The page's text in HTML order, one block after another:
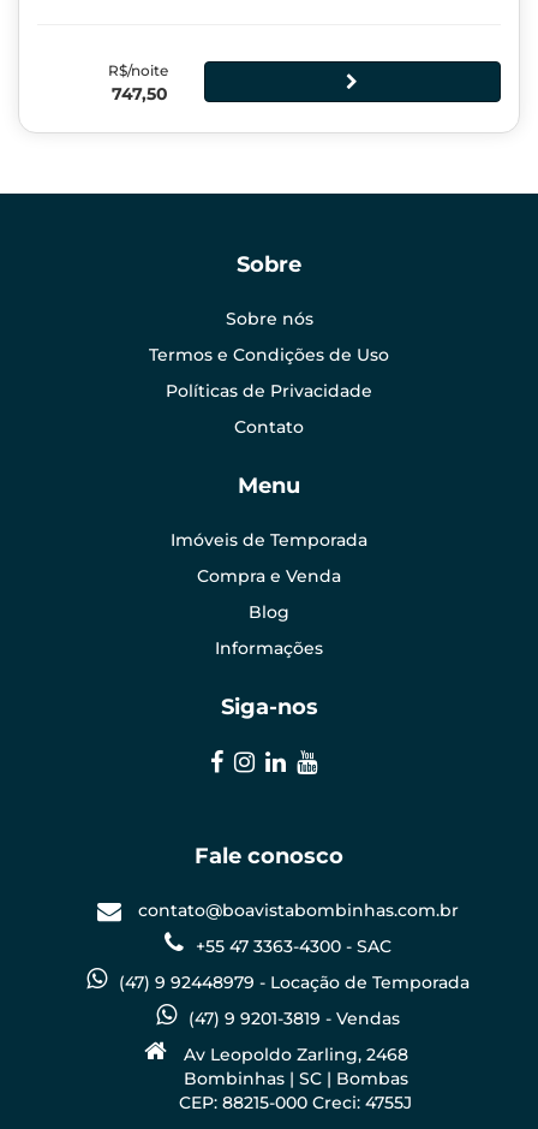
R$/noite
747,50
Sobre
Sobre nós
Termos e Condições de Uso
Políticas de Privacidade
Contato
Menu
Imóveis de Temporada
Compra e Venda
Blog
Informações
Siga-nos
Fale conosco
contato@boavistabombinhas.com.br
+55 47 3363-4300 - SAC
(47) 9 92448979 - Locação de Temporada
(47) 9 9201-3819 - Vendas
Av Leopoldo Zarling, 2468
Bombinhas | SC | Bombas
CEP: 88215-000 Creci: 4755J